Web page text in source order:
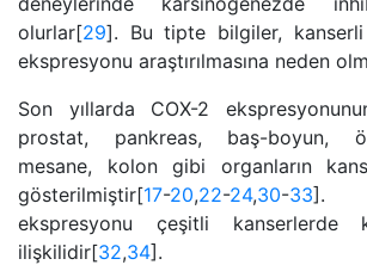
olurlar[29]. Bu tipte bilgiler,
ekspresyonu araştırılmasına neden
Son yıllarda COX-2
prostat, pankreas, baş-boyun,
mesane, kolon gibi organların
gösterilmiştir[17-20,22-24,30-33].
ekspresyonu çeşitli kanserlerde
ilişkilidir[32,34].